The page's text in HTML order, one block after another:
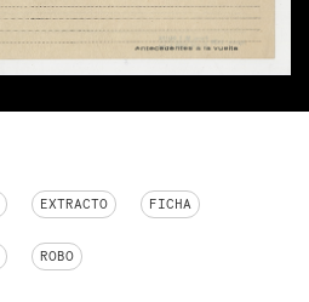
EXTRACTO FICHA
ROBO